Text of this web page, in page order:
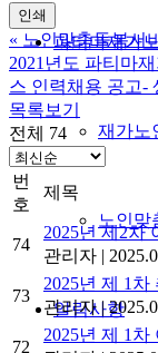
파티마재가
재가노
노인맞
알림사항
인쇄
« 노인맞춤돌봄서
2021년도 파티마
스 인력채용 공고-
목록보기
전체 74
번
호
제목
74
2025년 제2차
관리자 |
73
2025년 제 1차
관리자 |
72
2025년 제 1